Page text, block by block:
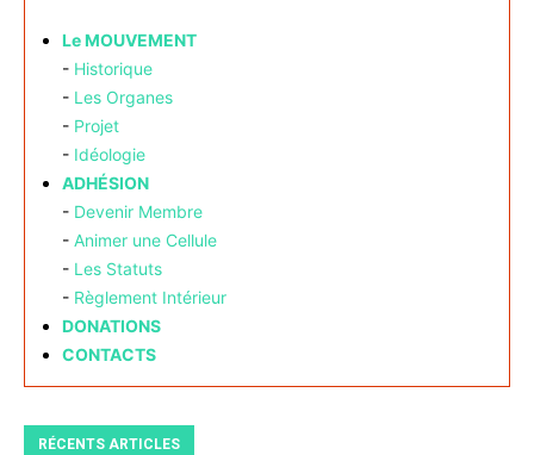
Le MOUVEMENT
- Historique
- Les Organes
- Projet
- Idéologie
ADHÉSION
- Devenir Membre
- Animer une Cellule
- Les Statuts
- Règlement Intérieur
DONATIONS
CONTACTS
RÉCENTS ARTICLES